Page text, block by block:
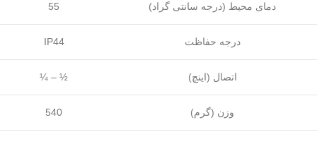
دمای محیط (درجه سانتی گراد) 55
درجه حفاظت IP44
اتصال (اینچ) ¼ – ½
وزن (گرم) 540